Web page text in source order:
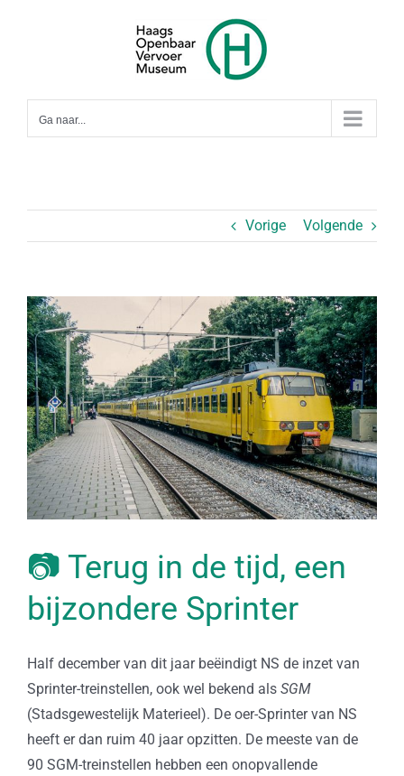
Ga naar...
Vorige Volgende
Bekijk
grotere
afbeelding
📷 Terug in de tijd, een
bijzondere Sprinter
Half december van dit jaar beëindigt NS de inzet van
Sprinter-treinstellen, ook wel bekend als SGM
(Stadsgewestelijk Materieel). De oer-Sprinter van NS
heeft er dan ruim 40 jaar opzitten. De meeste van de
90 SGM-treinstellen hebben een onopvallende